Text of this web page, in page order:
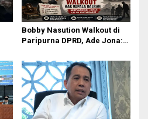
Bobby Nasution Walkout di
Paripurna DPRD, Ade Jona:
Boleh Terbuang Sia-sia